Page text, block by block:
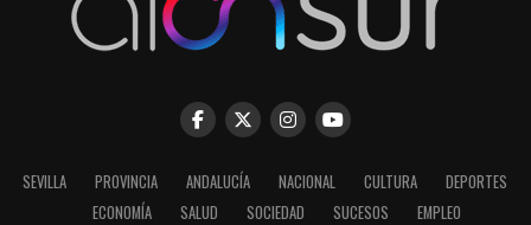
SEVILLA PROVINCIA ANDALUCÍA NACIONAL CULTURA
DEPORTES
ECONOMÍA
SALUD SOCIEDAD SUCESOS
EMPLEO